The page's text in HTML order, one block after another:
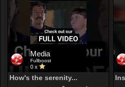
Media
Fullboost
0 x
How's the serenity...